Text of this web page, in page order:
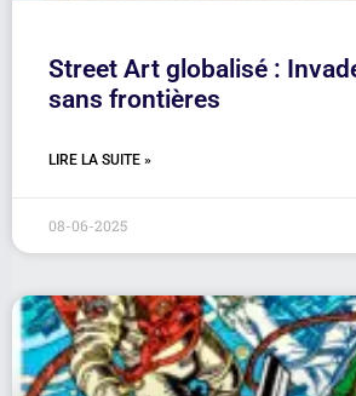
Street Art globalisé :
sans frontières
LIRE LA SUITE »
08-06-2025